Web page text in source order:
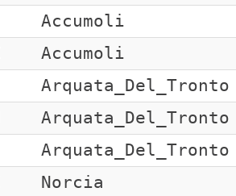
Accumoli
Accumoli
Arquata_Del_Tronto
Arquata_Del_Tronto
Arquata_Del_Tronto
Norcia